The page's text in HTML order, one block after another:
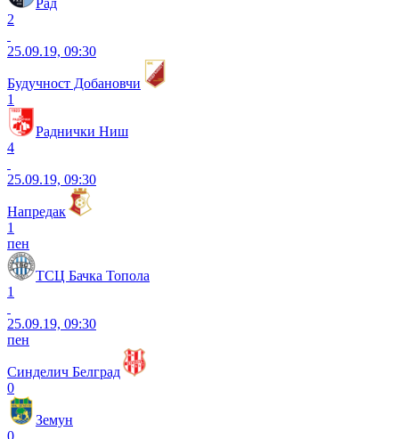
2
25.09.19, 09:30
Будучност Добановчи
1
Раднички Ниш
4
25.09.19, 09:30
Напредак
1
пен
ТСЦ Бачка Топола
1
25.09.19, 09:30
пен
Синделич Белград
0
Земун
0